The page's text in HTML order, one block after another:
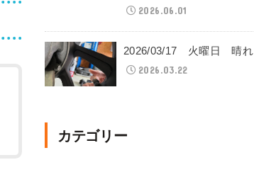
2026.06.01
2026/03/17 火曜日 晴れ
2026.03.22
カテゴリー